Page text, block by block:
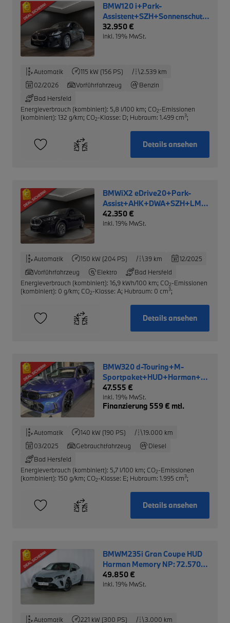
BMW120 i+Park-
NP: 39.950,- €
32.950 €
inkl. 19% MwSt.
Automatik 115 kW (156 PS)
2.539 km
02/2026
Vorführfahrzeug
Benzin
Bad Hersfeld
Energieverbrauch (kombiniert): 5,8 l/100 km; CO2-Emissionen
(kombiniert): 132 g/km; CO2-Klasse: D; Hubraum: 1.499 cm3;
Details ansehen
BMWiX2 eDrive20+Park-
Assist+AHK+DWA+SZH+LM
NP: 52.690,- €
42.350 €
inkl. 19% MwSt.
Automatik 150 kW (204 PS) 39 km
12/2025
Vorführfahrzeug
Elektro
Bad Hersfeld
Energieverbrauch (kombiniert): 16,9 kWh/100 km; CO2-Emissionen
(kombiniert): 0 g/km; CO2-Klasse: A; Hubraum: 0 cm3;
Details ansehen
BMW320 d-Touring+M-
Sportpaket+HUD+Harman+LRH
NP: 71.210,-€
47.555 €
inkl. 19% MwSt.
Finanzierung 559 € mtl.
Automatik 140 kW (190 PS)
19.000 km
03/2025
Gebrauchtfahrzeug
Diesel
Bad Hersfeld
Energieverbrauch (kombiniert): 5,7 l/100 km; CO2-Emissionen
(kombiniert): 150 g/km; CO2-Klasse: E; Hubraum: 1.995 cm3;
Details ansehen
BMWM235i Gran Coupe HUD
Harman Memory NP: 72.570,-
EUR
49.850 €
inkl. 19% MwSt.
Automatik 221 kW (300 PS) 3.000 km